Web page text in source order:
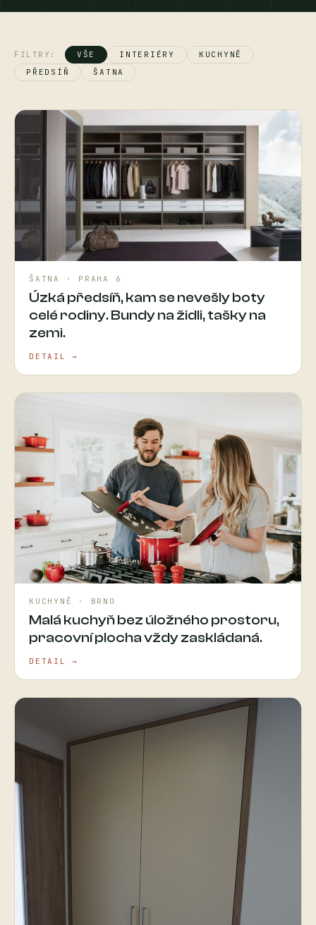
FILTRY: VŠE INTERIÉRY
KUCHYNĚ
PŘEDSÍŇ
ŠATNA
ŠATNA · PRAHA 6
Úzká předsíň, kam se nevešly boty
celé rodiny. Bundy na židli, tašky na
zemi.
DETAIL →
KUCHYNĚ · BRNO
Malá kuchyň bez úložného prostoru,
pracovní plocha vždy zaskládaná.
DETAIL →